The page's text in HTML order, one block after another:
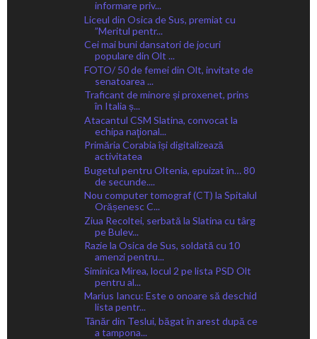
informare priv...
Liceul din Osica de Sus, premiat cu
”Meritul pentr...
Cei mai buni dansatori de jocuri
populare din Olt ...
FOTO/ 50 de femei din Olt, invitate de
senatoarea ...
Traficant de minore și proxenet, prins
în Italia ș...
Atacantul CSM Slatina, convocat la
echipa naţional...
Primăria Corabia își digitalizează
activitatea
Bugetul pentru Oltenia, epuizat în… 80
de secunde....
Nou computer tomograf (CT) la Spitalul
Orășenesc C...
Ziua Recoltei, serbată la Slatina cu târg
pe Bulev...
Razie la Osica de Sus, soldată cu 10
amenzi pentru...
Siminica Mirea, locul 2 pe lista PSD Olt
pentru al...
Marius Iancu: Este o onoare să deschid
lista pentr...
Tânăr din Teslui, băgat în arest după ce
a tampona...